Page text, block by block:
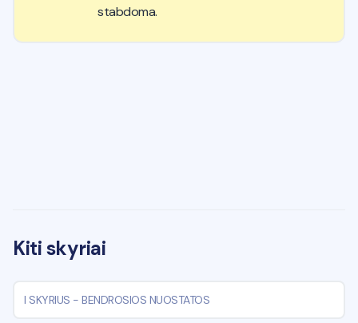
stabdoma.
Kiti skyriai
I SKYRIUS - BENDROSIOS NUOSTATOS